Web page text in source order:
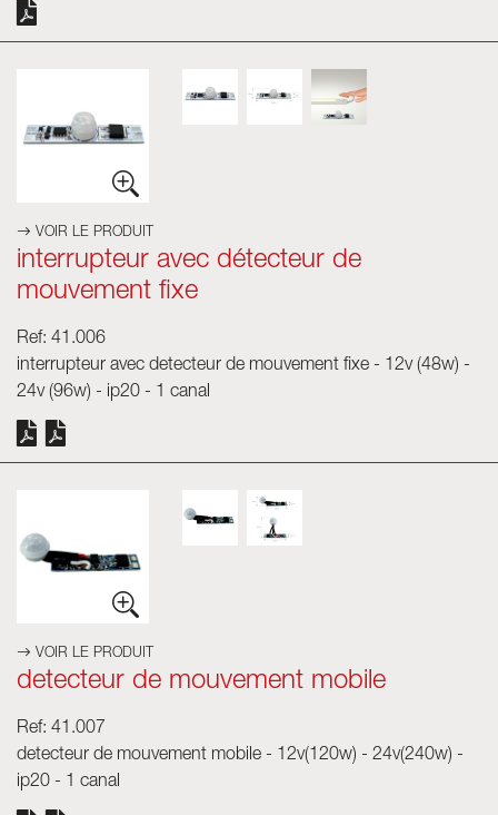
VOIR LE PRODUIT
interrupteur avec détecteur de
mouvement fixe
Ref: 41.006
interrupteur avec detecteur de mouvement fixe - 12v (48w) -
24v (96w) - ip20 - 1 canal
VOIR LE PRODUIT
detecteur de mouvement mobile
Ref: 41.007
detecteur de mouvement mobile - 12v(120w) - 24v(240w) -
ip20 - 1 canal